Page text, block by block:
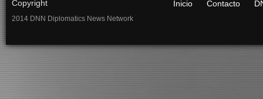
Copyright
2014 DNN Diplomatics News Network
Inicio Contacto